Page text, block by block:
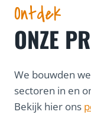
Ontdek
ONZE
We bouwden
sectoren in en
Bekijk hier ons